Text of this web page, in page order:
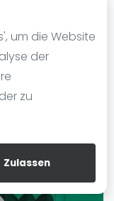
um die Website
der
zu
Zulassen